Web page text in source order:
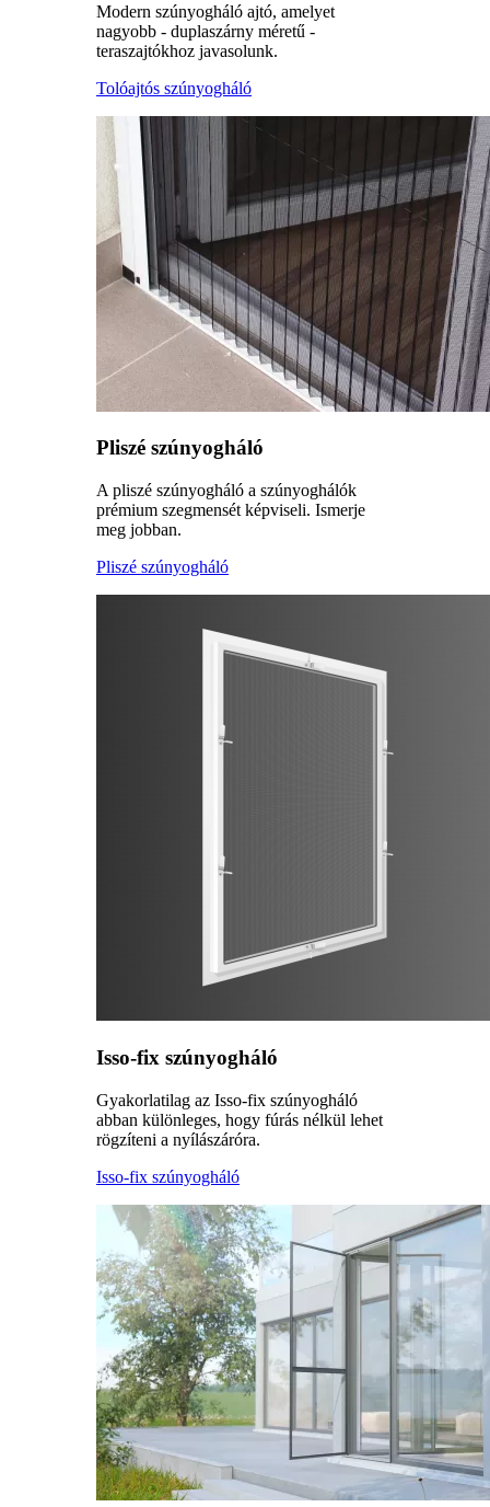
Modern szúnyogháló ajtó, amelyet
nagyobb - duplaszárny méretű -
teraszajtókhoz javasolunk.
Tolóajtós szúnyogháló
Pliszé szúnyogháló
A pliszé szúnyogháló a szúnyoghálók
prémium szegmensét képviseli. Ismerje
meg jobban.
Pliszé szúnyogháló
Isso-fix szúnyogháló
Gyakorlatilag az Isso-fix szúnyogháló
abban különleges, hogy fúrás nélkül lehet
rögzíteni a nyílászáróra.
Isso-fix szúnyogháló